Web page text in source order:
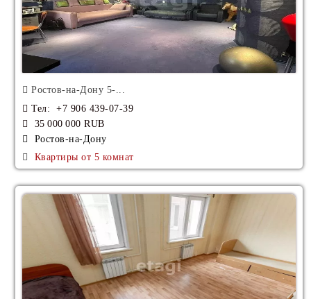
Ростов-на-Дону 5-...
Тел: +7 906 439-07-39
35 000 000 RUB
Ростов-на-Дону
Квартиры от 5 комнат